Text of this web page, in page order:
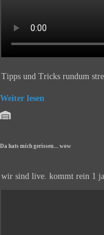
Tipps und Tricks rundum
Weiter lesen
Da hats mich gerissen.... wow
wir sind live. kommt rein 1